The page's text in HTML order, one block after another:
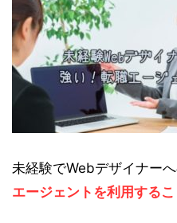
未経験でWebデザイナー
エージェントを利用するこ